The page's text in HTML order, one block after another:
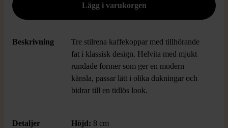
Beskrivning
Tre stilrena kaffekoppar med tillhörande
fat i klassisk design. Helvita med mjukt
rundade former som ger en modern
känsla, passar lätt i olika dukningar och
bidrar till en tidlös look.
Detaljer Höjd: 8 cm